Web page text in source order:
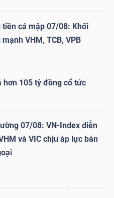
tiền cá mập 07/08: Khối
VHM, TCB, VPB
hơn 105 tỷ đồng cổ tức
07/08: VN-Index diễn
và VIC chịu áp lực bán